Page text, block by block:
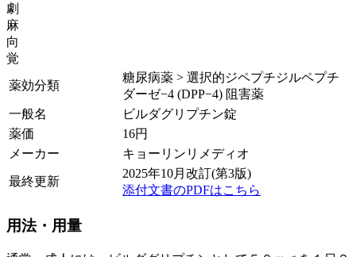
劇
麻
向
覚
薬効分類
糖尿病薬 > 選択的ジペプチジルペプチ
ダーゼ−4 (DPP−4) 阻害薬
一般名
ビルダグリプチン錠
薬価
16円
メーカー
キョーリンリメディオ
最終更新
2025年10月改訂(第3版)
添付文書のPDFはこちら
用法・用量